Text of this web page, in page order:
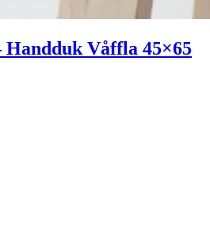
Handduk Våffla 45×65